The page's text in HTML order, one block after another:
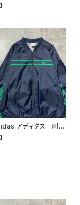
ーフライ グリー
ニー ワークパンツ
アディダス 刺繍
ト パフォーマンスロ
ラー ネイビー ナ